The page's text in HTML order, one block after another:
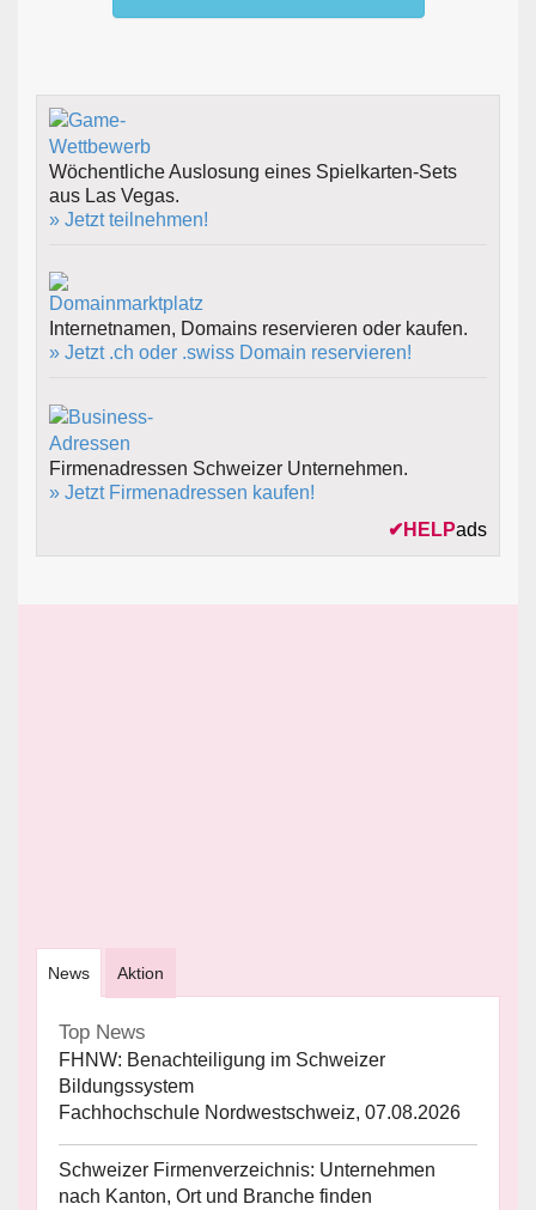
Wöchentliche Auslosung eines Spielkarten-Sets
aus Las Vegas.
» Jetzt teilnehmen!
Internetnamen, Domains reservieren oder kaufen.
» Jetzt .ch oder .swiss Domain reservieren!
Firmenadressen Schweizer Unternehmen.
» Jetzt Firmenadressen kaufen!
✔ HELPads
News Aktion
Top News
FHNW: Benachteiligung im Schweizer
Bildungssystem
Fachhochschule Nordwestschweiz, 07.08.2026
Schweizer Firmenverzeichnis: Unternehmen
nach Kanton, Ort und Branche finden